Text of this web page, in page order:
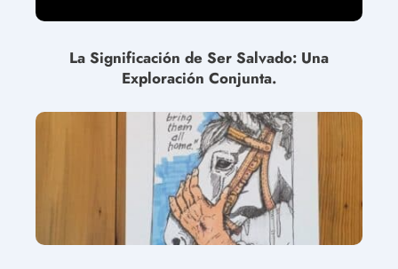
La Significación de Ser Salvado: Una
Exploración Conjunta.